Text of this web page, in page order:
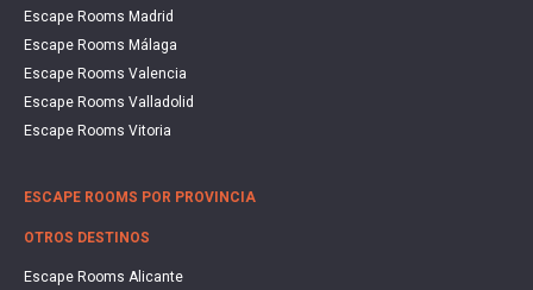
Escape Rooms Madrid
Escape Rooms Málaga
Escape Rooms Valencia
Escape Rooms Valladolid
Escape Rooms Vitoria
ESCAPE ROOMS POR PROVINCIA
OTROS DESTINOS
Escape Rooms Alicante